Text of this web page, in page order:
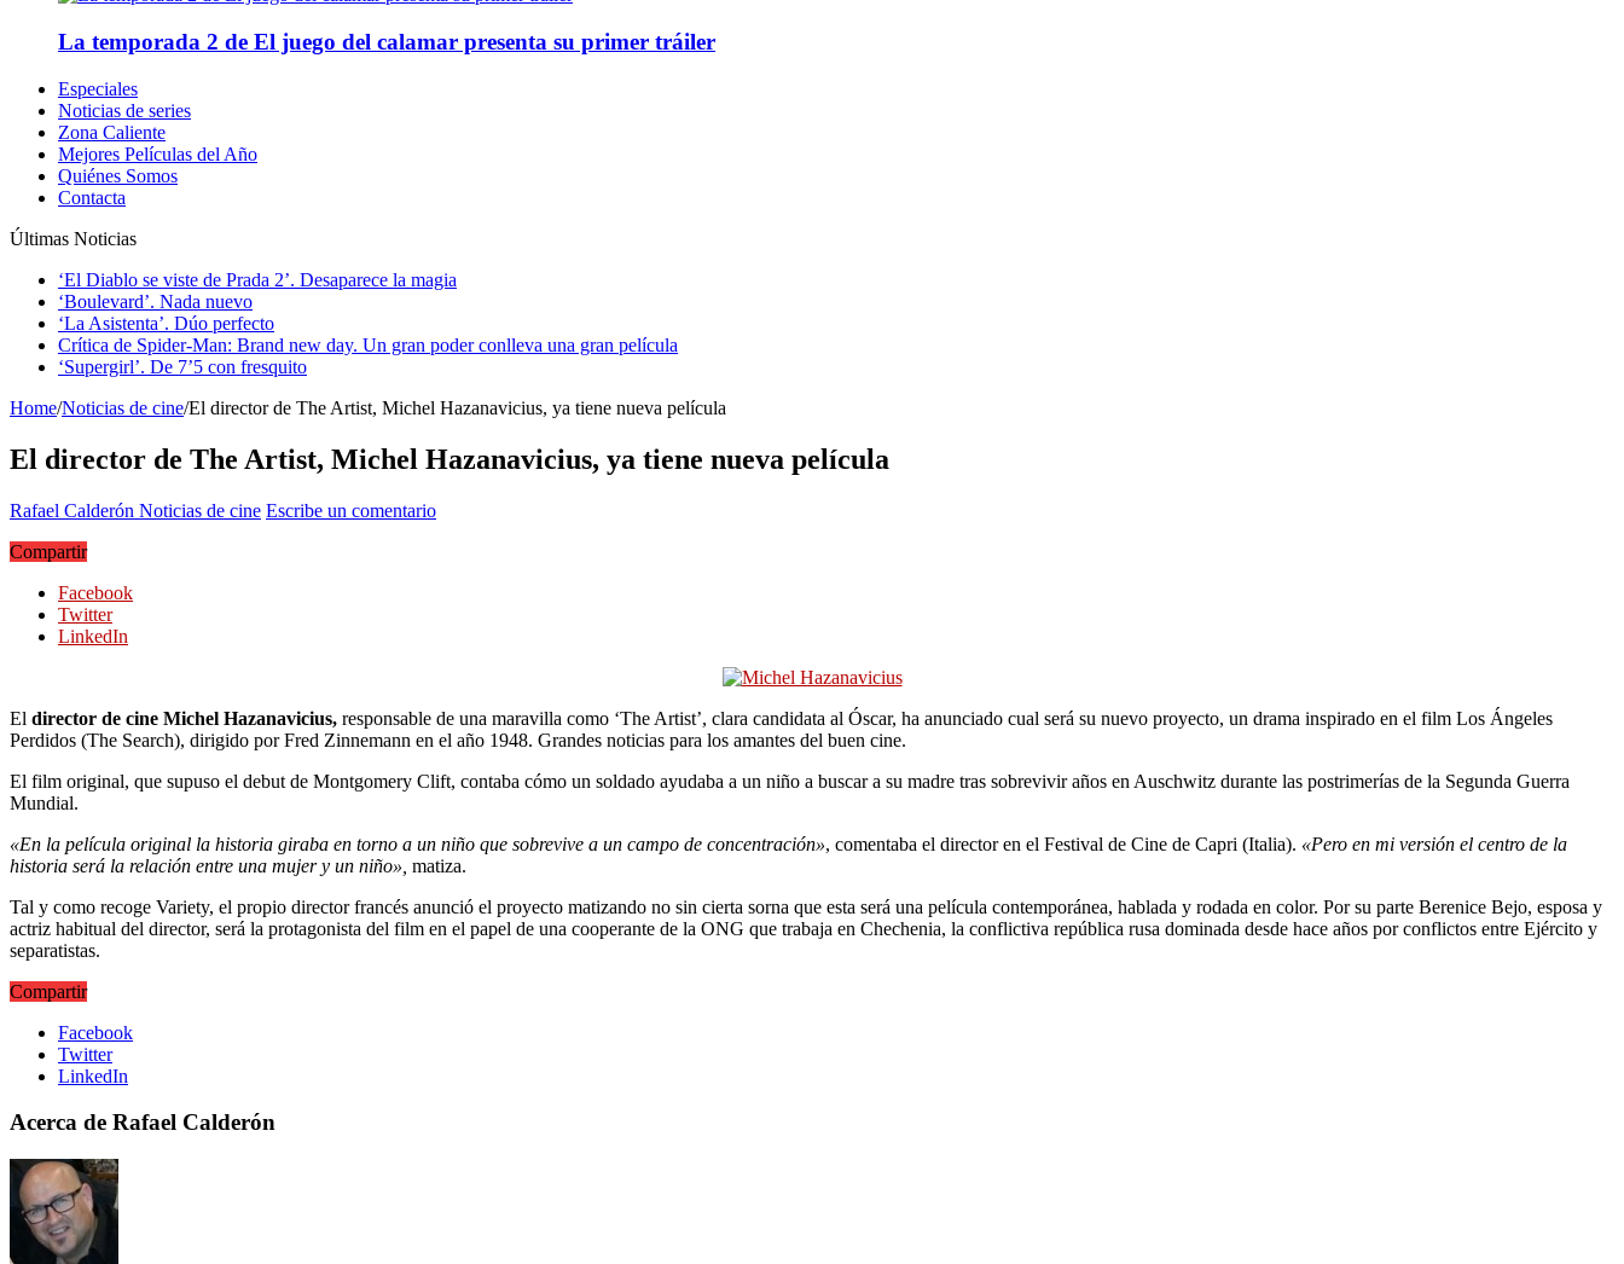
La temporada 2 de El juego del calamar presenta su primer tráiler
Especiales
Noticias de series
Zona Caliente
Mejores Películas del Año
Quiénes Somos
Contacta
Últimas Noticias
‘El Diablo se viste de Prada 2’. Desaparece la magia
‘Boulevard’. Nada nuevo
‘La Asistenta’. Dúo perfecto
Crítica de Spider-Man: Brand new day. Un gran poder conlleva una gran película
‘Supergirl’. De 7’5 con fresquito
Home/Noticias de cine/El director de The Artist, Michel Hazanavicius, ya tiene nueva película
El director de The Artist, Michel Hazanavicius, ya tiene nueva película
Rafael Calderón Noticias de cine Escribe un comentario
Compartir
Facebook
Twitter
LinkedIn
El director de cine Michel Hazanavicius, responsable de una maravilla como ‘The Artist’, clara candidata al Óscar, ha anunciado cual será su nuevo proyecto, un drama inspirado en el film Los Ángeles
Perdidos (The Search), dirigido por Fred Zinnemann en el año 1948. Grandes noticias para los amantes del buen cine.
El film original, que supuso el debut de Montgomery Clift, contaba cómo un soldado ayudaba a un niño a buscar a su madre tras sobrevivir años en Auschwitz durante las postrimerías de la Segunda Guerra
Mundial.
«En la película original la historia giraba en torno a un niño que sobrevive a un campo de concentración», comentaba el director en el Festival de Cine de Capri (Italia). «Pero en mi versión el centro de la
historia será la relación entre una mujer y un niño», matiza.
Tal y como recoge Variety, el propio director francés anunció el proyecto matizando no sin cierta sorna que esta será una película contemporánea, hablada y rodada en color. Por su parte Berenice Bejo, esposa y
actriz habitual del director, será la protagonista del film en el papel de una cooperante de la ONG que trabaja en Chechenia, la conflictiva república rusa dominada desde hace años por conflictos entre Ejército y
separatistas.
Compartir
Facebook
Twitter
LinkedIn
Acerca de Rafael Calderón